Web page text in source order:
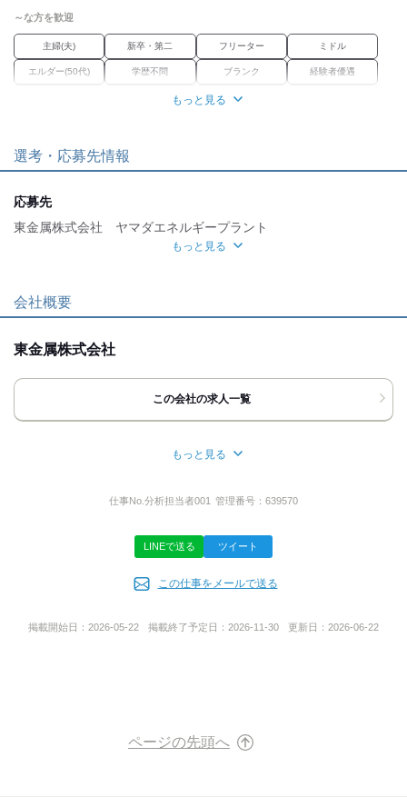
■時間外手当（全額支給）
■資格取得支援制度
└費用は全額会社負担
└講習・受験は勤務時間扱い
■車・バイク・自転車通勤OK
（無料駐車場完備）
■結婚祝い金
■出産祝い金
■専用の休憩スペースあり
└冷蔵庫・電子レンジ・ウォーターサーバー完備
■定期健康診断
■インフルエンザ予防接種補助
～な方を歓迎
主婦(夫) 新卒・第二 フリーター ミドル
エルダー(50代) 学歴不問 ブランク 経験者優遇
正社員経験不問
オープニング 産休・育休
研修制度
もっと見る
選考・応募先情報
応募先
東金属株式会社 ヤマダエネルギープラント
[最寄駅]
群馬県 太田市⁄木崎駅 (車 5分)ほか
[住所]
地図・アクセス詳細を見る
応募ボタンまたはお電話にて
宜しくお願い致します。
折り返しご連絡致します。
時間：面接時間に遅れそうな場合は
もっと見る
会社概要
東金属株式会社
この会社の求人一覧
群馬県太田市新田反町町131番地
もっと見る
仕事No. 分析担当者001 管理番号： 639570
LINEで送る ツイート
この仕事をメールで送る
掲載開始日： 2026-05-22 掲載終了予定日： 2026-11-30 更新日： 2026-06-22
ページの先頭へ